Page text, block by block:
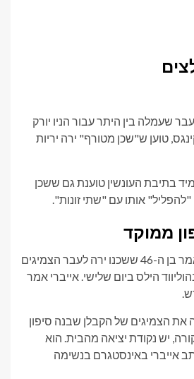
שעמלה בין היתר עבור הניו יורק
טוען ש"שכן מטורף" ירה יריות
בתיבת העונשין טוענת גם ששכן
אותו עם "שתי זונות".
ממוקד
כשהגיע לאינסטגרם, אמר בן ה-46 ששכנו ירה לעבר הצמיגים
הילס ביום שלישי. אייברי אמר
את הצמיגים של הקבלן שבנה סיפון
יש נקודת יציאה מהבית. הוא
אייברי באינסטגרם בנשימה